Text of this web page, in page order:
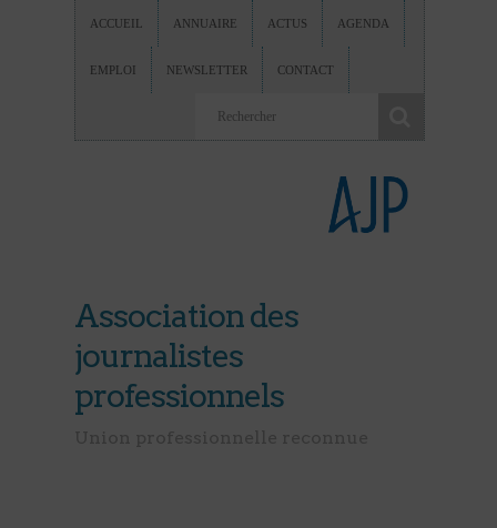
ACCUEIL ANNUAIRE ACTUS AGENDA
EMPLOI NEWSLETTER CONTACT
Association des
journalistes
professionnels